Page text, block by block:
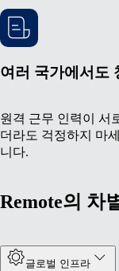
여러 국가에서도
원격 근무 인력이 서
더라도 걱정하지 마
니다.
Remote의 차
글로벌 인프라